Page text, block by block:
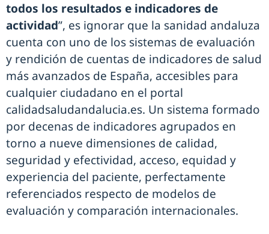
todos los resultados e indicadores de
actividad”, es ignorar que la sanidad andaluza
cuenta con uno de los sistemas de evaluación
y rendición de cuentas de indicadores de salud
más avanzados de España, accesibles para
cualquier ciudadano en el portal
calidadsaludandalucia.es. Un sistema formado
por decenas de indicadores agrupados en
torno a nueve dimensiones de calidad,
seguridad y efectividad, acceso, equidad y
experiencia del paciente, perfectamente
referenciados respecto de modelos de
evaluación y comparación internacionales.